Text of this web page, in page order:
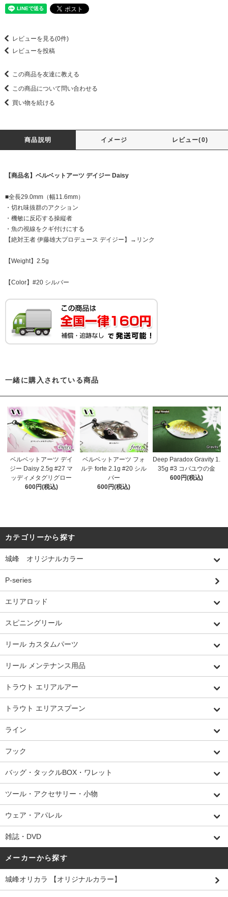
レビューを見る(0件)
レビューを投稿
この商品を友達に教える
この商品について問い合わせる
買い物を続ける
商品説明 イメージ レビュー(0)
【商品名】ベルベットアーツ デイジー Daisy
■全長29.0mm（幅11.6mm）
・切れ味抜群のアクション
・機敏に反応する操縦者
・魚の視線をクギ付けにする
【絶対王者 伊藤雄大プロデュース デイジー】→ リンク
【Weight】2.5g
【Color】#20 シルバー
一緒に購入されている商品
ベルベットアーツ デイ
ジー Daisy 2.5g #27 マ
ッディメタグリグロー
600円(税込)
ベルベットアーツ フォ
ルテ forte 2.1g #20 シル
バー
600円(税込)
Deep Paradox Gravity 1.
35g #3 コバユウの金
600円(税込)
カテゴリーから探す
城峰 オリジナルカラー
P-series
エリアロッド
スピニングリール
リール カスタムパーツ
リール メンテナンス用品
トラウト エリアルアー
トラウト エリアスプーン
ライン
フック
バッグ・タックルBOX・ワレット
ツール・アクセサリー・小物
ウェア・アパレル
雑誌・DVD
メーカーから探す
城峰オリカラ 【オリジナルカラー】